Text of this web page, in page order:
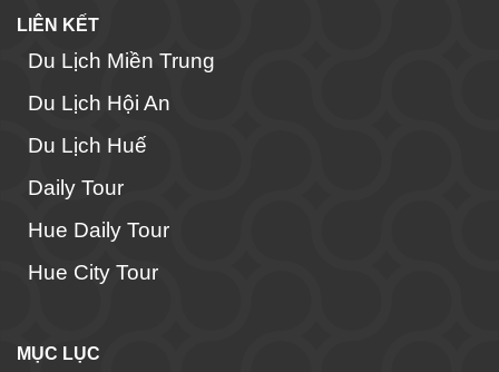
LIÊN KẾT
Du Lịch Miền Trung
Du Lịch Hội An
Du Lịch Huế
Daily Tour
Hue Daily Tour
Hue City Tour
MỤC LỤC